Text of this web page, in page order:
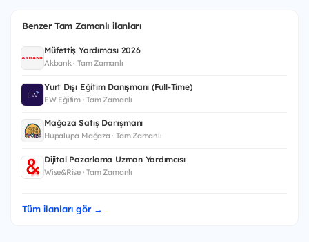
Benzer Tam Zamanlı ilanları
Müfettiş Yardımcısı 2026
Akbank · Tam Zamanlı
Yurt Dışı Eğitim Danışmanı (Full-Time)
EW Eğitim · Tam Zamanlı
Mağaza Satış Danışmanı
Hupalupa Mağaza · Tam Zamanlı
Dijital Pazarlama Uzman Yardımcısı
Wise&Rise · Tam Zamanlı
Tüm ilanları gör →